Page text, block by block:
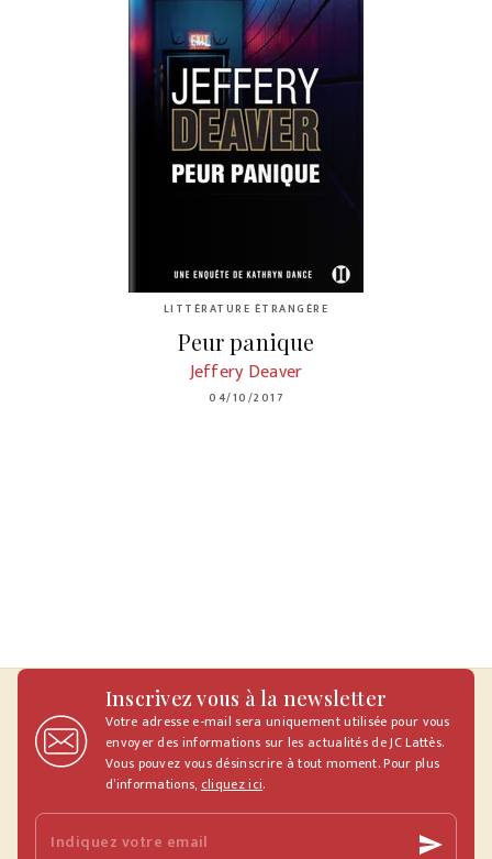
LITTÉRATURE ÉTRANGÈRE
Peur panique
Jeffery Deaver
04/10/2017
Inscrivez vous à la newsletter
Votre adresse e-mail sera uniquement utilisée pour vous
envoyer des informations sur les actualités de JC Lattès.
Vous pouvez vous désinscrire à tout moment. Pour plus
d’informations,cliquez ici.
Indiquez votre email send